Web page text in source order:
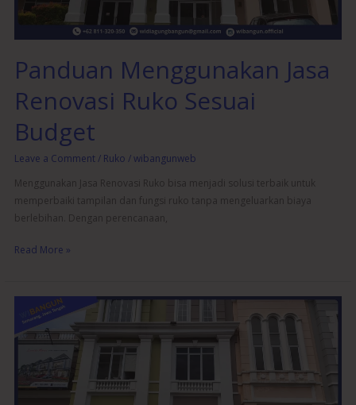
Panduan Menggunakan Jasa
Renovasi Ruko Sesuai
Budget
Leave a Comment / Ruko /wibangunweb
Menggunakan Jasa Renovasi Ruko bisa menjadi solusi terbaik untuk
memperbaiki tampilan dan fungsi ruko tanpa mengeluarkan biaya
berlebihan. Dengan perencanaan,
Read More »
Renovasi
Ruko:
Tepat
untuk